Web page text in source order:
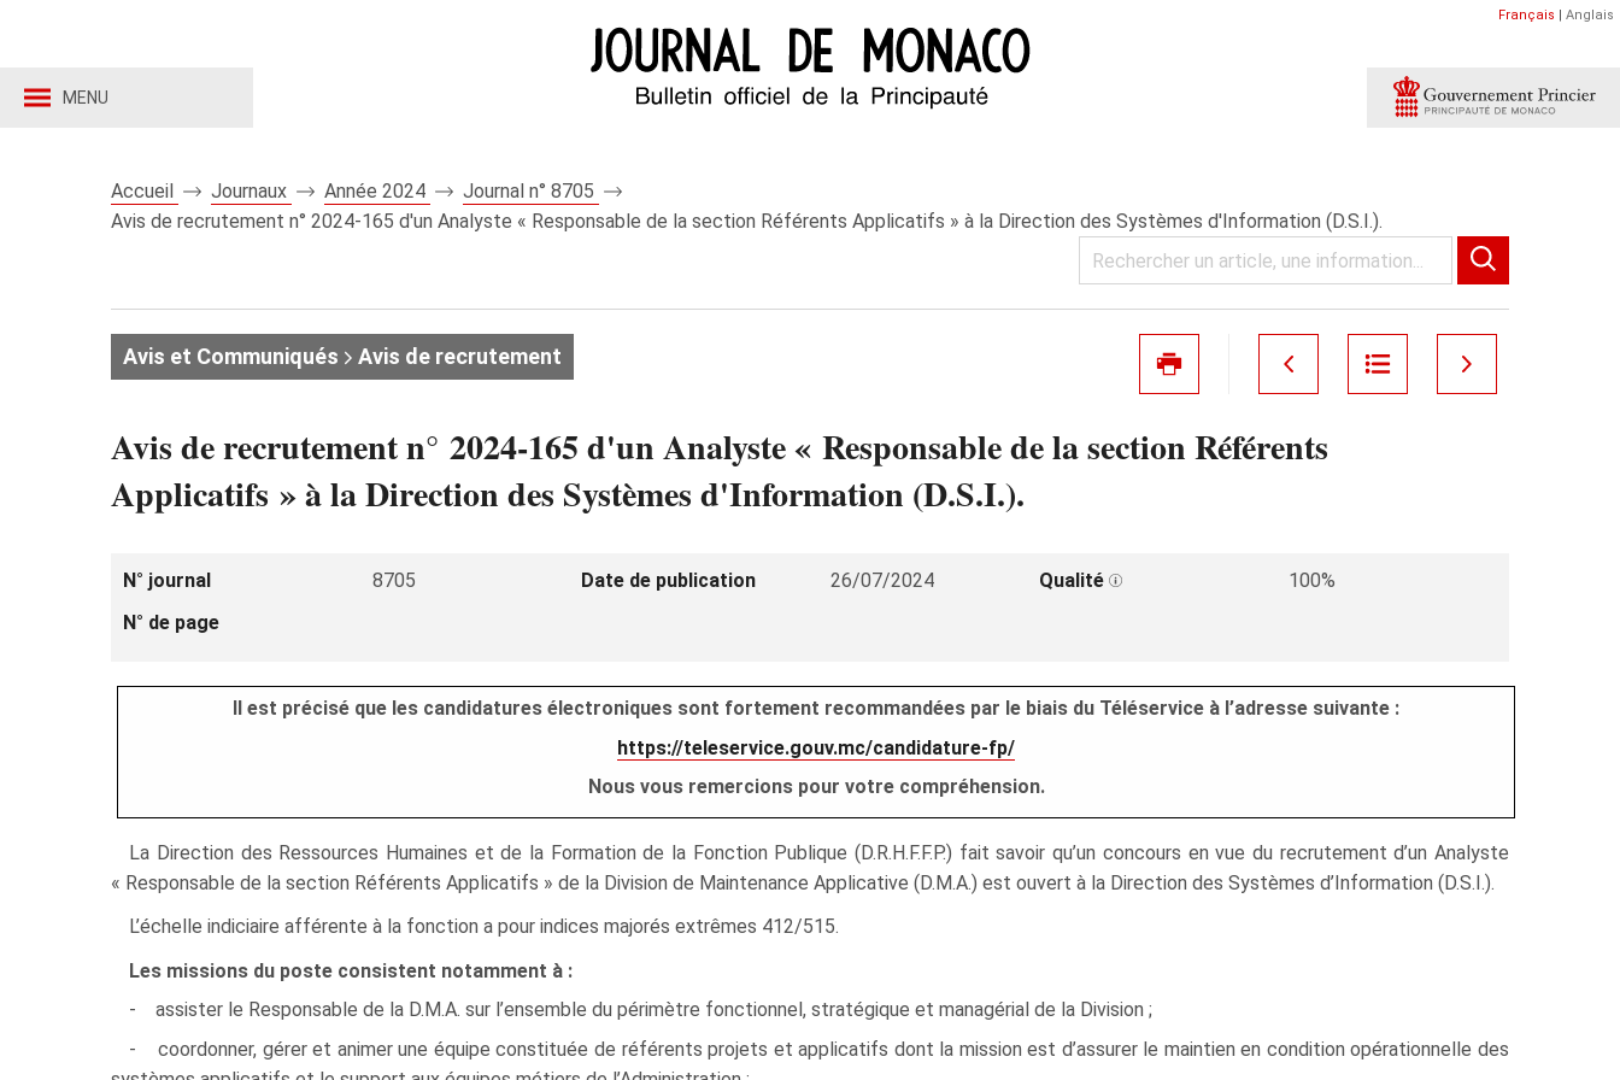
MENU
Français | Anglais
Accueil Journaux Année 2024
Journal n° 8705
Avis de recrutement n° 2024‑165 d'un Analyste « Responsable de la section Référents Applicatifs » à la Direction des Systèmes d'Information (D.S.I.).
Avis et Communiqués Avis de recrutement
Avis de recrutement n° 2024‑165 d'un Analyste « Responsable de la section Référents
Applicatifs » à la Direction des Systèmes d'Information (D.S.I.).
N° journal 8705 Date de publication 26/07/2024 Qualité
100%
N° de page
Il est précisé que les candidatures électroniques sont fortement recommandées par le biais du Téléservice à l’adresse suivante :
https://teleservice.gouv.mc/candidature-fp/
Nous vous remercions pour votre compréhension.
La Direction des Ressources Humaines et de la Formation de la Fonction Publique (D.R.H.F.F.P.) fait savoir qu’un concours en vue du recrutement d’un Analyste
« Responsable de la section Référents Applicatifs » de la Division de Maintenance Applicative (D.M.A.) est ouvert à la Direction des Systèmes d’Information (D.S.I.).
L’échelle indiciaire afférente à la fonction a pour indices majorés extrêmes 412/515.
Les missions du poste consistent notamment à :
- assister le Responsable de la D.M.A. sur l’ensemble du périmètre fonctionnel, stratégique et managérial de la Division ;
- coordonner, gérer et animer une équipe constituée de référents projets et applicatifs dont la mission est d’assurer le maintien en condition opérationnelle des